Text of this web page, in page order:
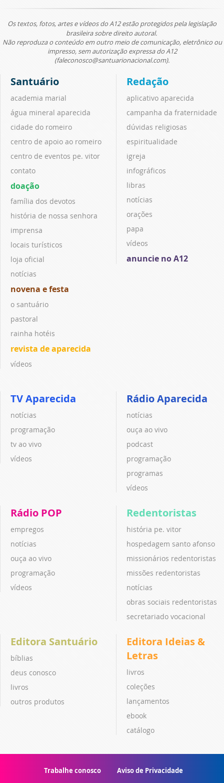
Os textos, fotos, artes e vídeos do A12 estão protegidos pela legislação
brasileira sobre direito autoral.
Não reproduza o conteúdo em outro meio de comunicação, eletrônico ou
impresso, sem autorização expressa do A12
(faleconosco@santuarionacional.com).
Santuário
academia marial
água mineral aparecida
cidade do romeiro
centro de apoio ao romeiro
centro de eventos pe. vitor
contato
doação
família dos devotos
história de nossa senhora
imprensa
locais turísticos
loja oficial
notícias
novena e festa
o santuário
pastoral
rainha hotéis
revista de aparecida
vídeos
Redação
aplicativo aparecida
campanha da fraternidade
dúvidas religiosas
espiritualidade
igreja
infográficos
libras
notícias
orações
papa
vídeos
anuncie no A12
TV Aparecida
notícias
programação
tv ao vivo
vídeos
Rádio Aparecida
notícias
ouça ao vivo
podcast
programação
programas
vídeos
Rádio POP
empregos
notícias
ouça ao vivo
programação
vídeos
Redentoristas
história pe. vitor
hospedagem santo afonso
missionários redentoristas
missões redentoristas
notícias
obras sociais redentoristas
secretariado vocacional
Editora Santuário
bíblias
deus conosco
livros
outros produtos
Editora Ideias &
Letras
livros
coleções
lançamentos
ebook
catálogo
Trabalhe conosco Aviso de Privacidade